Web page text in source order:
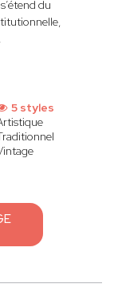
du
5 styles